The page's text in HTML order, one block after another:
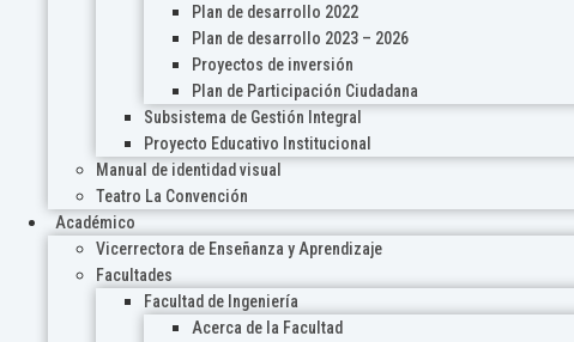
Plan de desarrollo 2022
Plan de desarrollo 2023 – 2026
Proyectos de inversión
Plan de Participación Ciudadana
Subsistema de Gestión Integral
Proyecto Educativo Institucional
Manual de identidad visual
Teatro La Convención
Académico
Vicerrectora de Enseñanza y Aprendizaje
Facultades
Facultad de Ingeniería
Acerca de la Facultad